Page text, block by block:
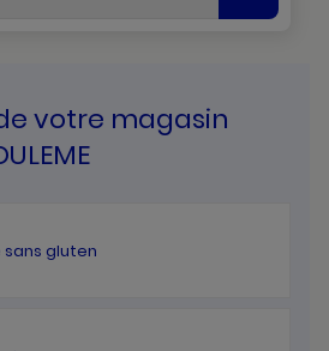
votre magasin
sans gluten